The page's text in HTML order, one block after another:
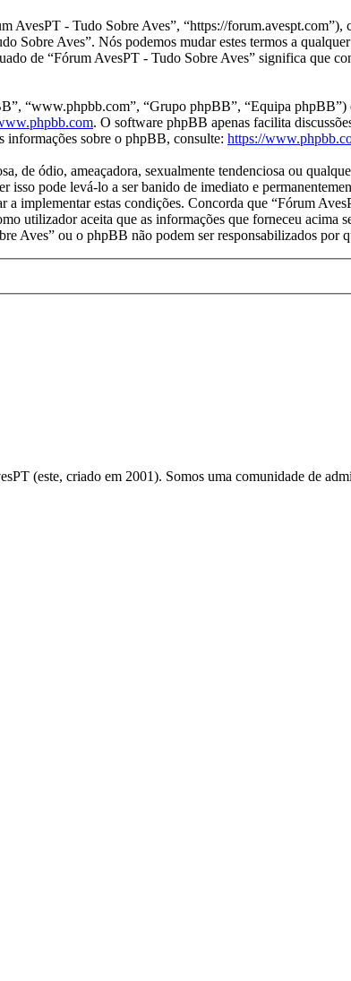
- Tudo Sobre Aves”, “https://forum.avespt.com”),
Sobre Aves”. Nós podemos mudar estes termos a
de “Fórum AvesPT - Tudo Sobre Aves” significa que
“www.phpbb.com”, “Grupo phpBB”, “Equipa phpBB”)
. O software phpBB apenas facilita
informações sobre o phpBB, consulte: https://
de ódio, ameaçadora, sexualmente tendenciosa ou
pode levá-lo a ser banido de imediato e
a implementar estas condições. Concorda que “Fórum
utilizador aceita que as informações que forneceu acima
Aves” ou o phpBB não podem ser responsabilizados por
(este, criado em 2001). Somos uma comunidade de